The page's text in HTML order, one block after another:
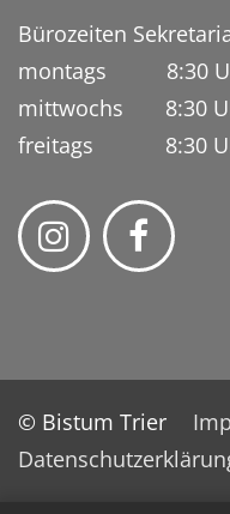
Bürozeiten
montags 8:30
mittwochs 8:30
freitags 8:30 Uhr
© Bistum Trier